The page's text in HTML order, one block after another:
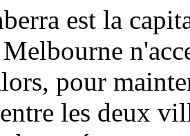
est la
pour
les deux